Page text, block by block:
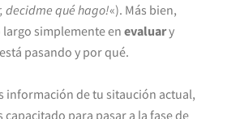
decidme qué hago!«). Más bien,
simplemente en evaluary
pasando y por qué.
información de tu sitaución actual,
capacitado para pasar a la fase de